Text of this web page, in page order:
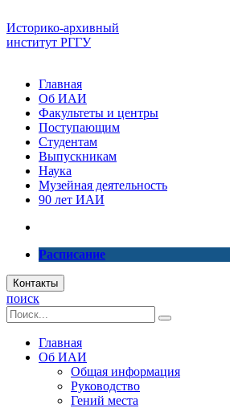
Историко-архивный
институт РГГУ
Главная
Об ИАИ
Факультеты и центры
Поступающим
Студентам
Выпускникам
Наука
Музейная деятельность
90 лет ИАИ
Расписание
Контакты
поиск
Главная
Об ИАИ
Общая информация
Руководство
Гений места